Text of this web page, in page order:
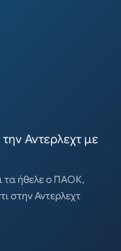
Αντερλεχτ με
τα ήθελε ο ΠΑΟΚ,
στην Αντερλεχτ